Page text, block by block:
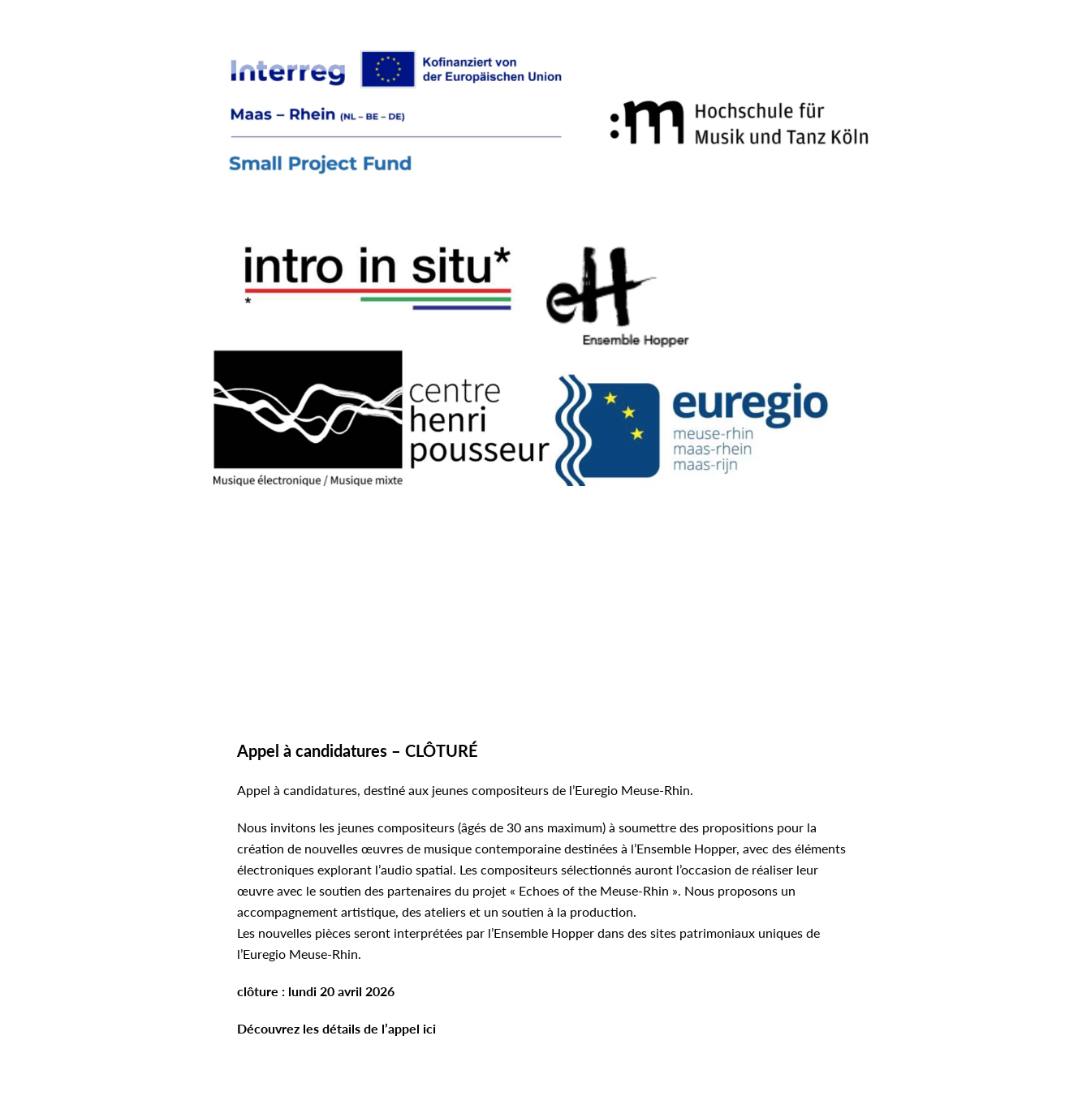
Appel à candidatures – CLÔTURÉ
Appel à candidatures, destiné aux jeunes compositeurs de l’Euregio Meuse-Rhin.
Nous invitons les jeunes compositeurs (âgés de 30 ans maximum) à soumettre des propositions pour la
création de nouvelles œuvres de musique contemporaine destinées à l’Ensemble Hopper, avec des éléments
électroniques explorant l’audio spatial. Les compositeurs sélectionnés auront l’occasion de réaliser leur
œuvre avec le soutien des partenaires du projet « Echoes of the Meuse-Rhin ». Nous proposons un
accompagnement artistique, des ateliers et un soutien à la production.
Les nouvelles pièces seront interprétées par l’Ensemble Hopper dans des sites patrimoniaux uniques de
l’Euregio Meuse-Rhin.
clôture : lundi 20 avril 2026
Découvrez les détails de l’appel ici